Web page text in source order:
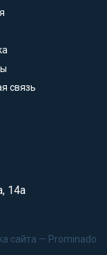
связь
14а
сайта — Prominado